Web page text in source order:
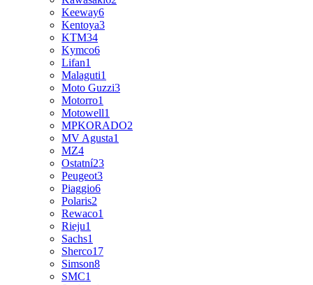
Keeway6
Kentoya3
KTM34
Kymco6
Lifan1
Malaguti1
Moto Guzzi3
Motorro1
Motowell1
MPKORADO2
MV Agusta1
MZ4
Ostatní23
Peugeot3
Piaggio6
Polaris2
Rewaco1
Rieju1
Sachs1
Sherco17
Simson8
SMC1